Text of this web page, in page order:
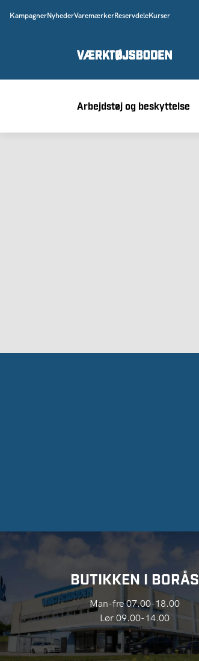
KampagnerNyhederVaremærkerReservdeleKurser
Arbejdstøj og beskyttelse
BUTIKKEN I BORÅS
Man-fre 07.00-18.00
Lør 09.00-14.00